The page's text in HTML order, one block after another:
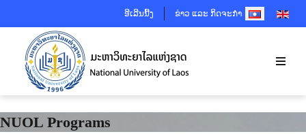
ອີເລີນນີ້ງ ຂ່າວ ແລະ ກິດຈະກຳSELECT YOUR
NUOL Programs